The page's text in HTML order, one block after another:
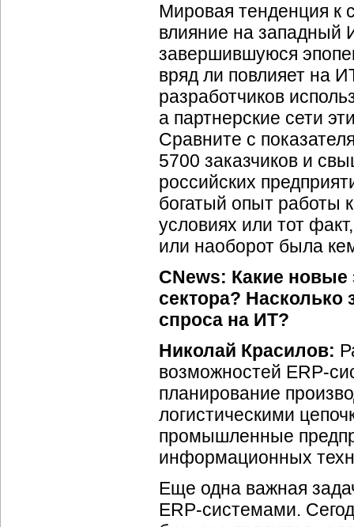
Мировая тенденция к
влияние на западный
завершившуюся
вряд ли повлияет на
разработчиков
а партнерские сети
Сравните с
5700 заказчиков и
российских
богатый опыт работы
условиях или тот
или наоборот была
CNews: Какие новые
сектора? Насколько
спроса на ИТ?
Николай Красилов:
возможностей ERP-
планирование
логистическими
промышленные
информационных
Еще одна важная
ERP-системами.